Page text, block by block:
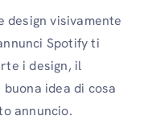
visivamente
Spotify ti
i design, il
idea di cosa
annuncio.